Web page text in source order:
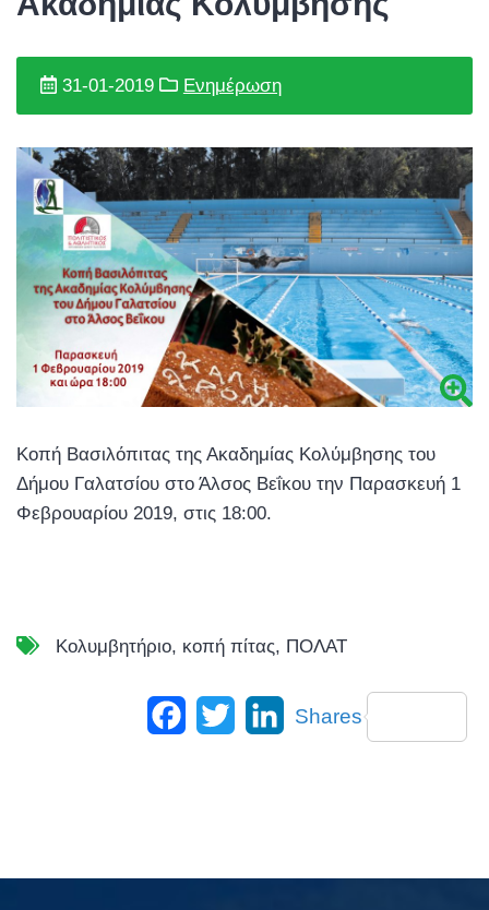
31-01-2019 Ενημέρωση
Κοπή Βασιλόπιτας της Ακαδημίας Κολύμβησης του
Δήμου Γαλατσίου στο Άλσος Βεΐκου την Παρασκευή 1
Φεβρουαρίου 2019, στις 18:00.
Κολυμβητήριο, κοπή πίτας, ΠΟΛΑΤ
Facebook
Twitter LinkedIn
Shares